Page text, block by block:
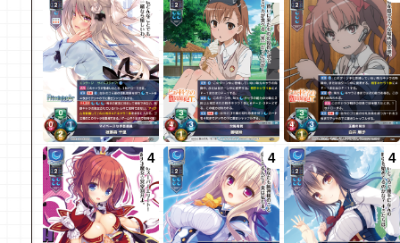
4 4 4